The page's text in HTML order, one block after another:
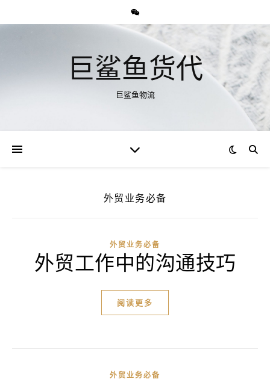
巨鲨鱼货代
巨鲨鱼物流
外贸业务必备
外贸业务必备
外贸工作中的沟通技巧
阅读更多
外贸业务必备